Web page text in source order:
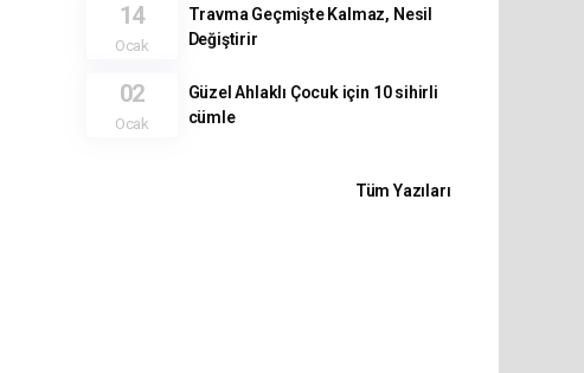
14
Ocak
Travma Geçmişte Kalmaz, Nesil
Değiştirir
02
Ocak
Güzel Ahlaklı Çocuk için 10 sihirli
cümle
Tüm Yazıları